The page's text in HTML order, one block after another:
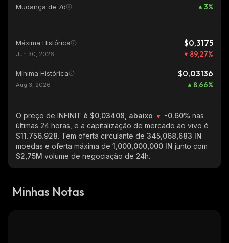
Mudança de 7d 3%
Máxima Histórica $0,3175
Jun 30, 2026 89,27%
Mínima Histórica $0,03136
Aug 3, 2026 8,66%
O preço de INFINIT é $0,03408, abaixo -0.60% nas
últimas 24 horas, e a capitalização de mercado ao vivo é
$11.756.928. Tem oferta circulante de 345,068,683 IN
moedas e oferta máxima de 1,000,000,000 IN junto com
$2,75M volume de negociação de 24h.
Minhas Notas